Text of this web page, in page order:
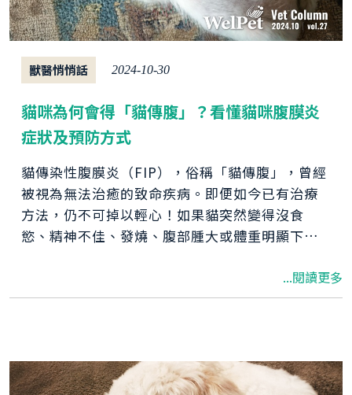
獸醫悄悄話 2024-10-30
貓咪為何會得「貓傳腹」？看懂貓咪腹膜炎
症狀及預防方式
貓傳染性腹膜炎（FIP），俗稱「貓傳腹」，曾經
被視為無法治癒的致命疾病。即便如今已有治療
方法，仍不可掉以輕心！如果貓突然變得沒食
慾、精神不佳、發燒、腹部腫大或體重明顯下
答什麼是貓腹膜炎、貓腹膜炎的症狀及如何預防
與保健。
...閱讀更多